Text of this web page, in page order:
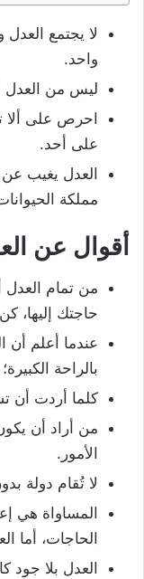
لا يجتمع
واحد.
ليس من العدل
احرص على ألا
على أحد.
العدل يغيب
مملكة
أقوال عن
من تمام
حاجتك إليها،
عندما أعلم أن
بالراحة
كلما أردت أن
من أراد أن
الأمور.
لا تُقام دولة
المساواة هي
الحاجات، أما
العدل بلا جود